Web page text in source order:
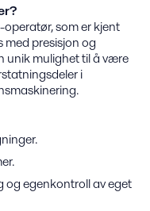
som er kjent
presisjon og
unik mulighet til å være
i
egenkontroll av eget